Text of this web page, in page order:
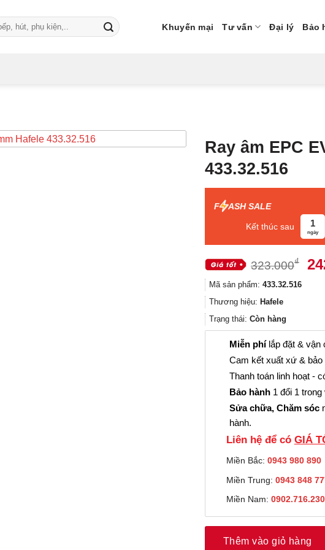
Khuyến mại Tư vấn Đại lý Bảo
Ray âm EPC
433.32.516
F ASH SALE
Kết thúc sau 1
ngày
323.000₫
Mã sản phẩm: 433.32.516
Thương hiệu: Hafele
Trạng thái: Còn hàng
Miễn phílắp đặt & vận
Cam kết xuất xứ & bảo
Thanh toán linh hoạt -
Bảo hành 1 đổi 1
Sửa chữa, Chăm sóc
hành.
Liên hệ để có GIÁ
Miền Bắc: 0943 980 890
Miền Trung: 0943 848
Miền Nam: 0902.716.230
Thêm vào giỏ hàng